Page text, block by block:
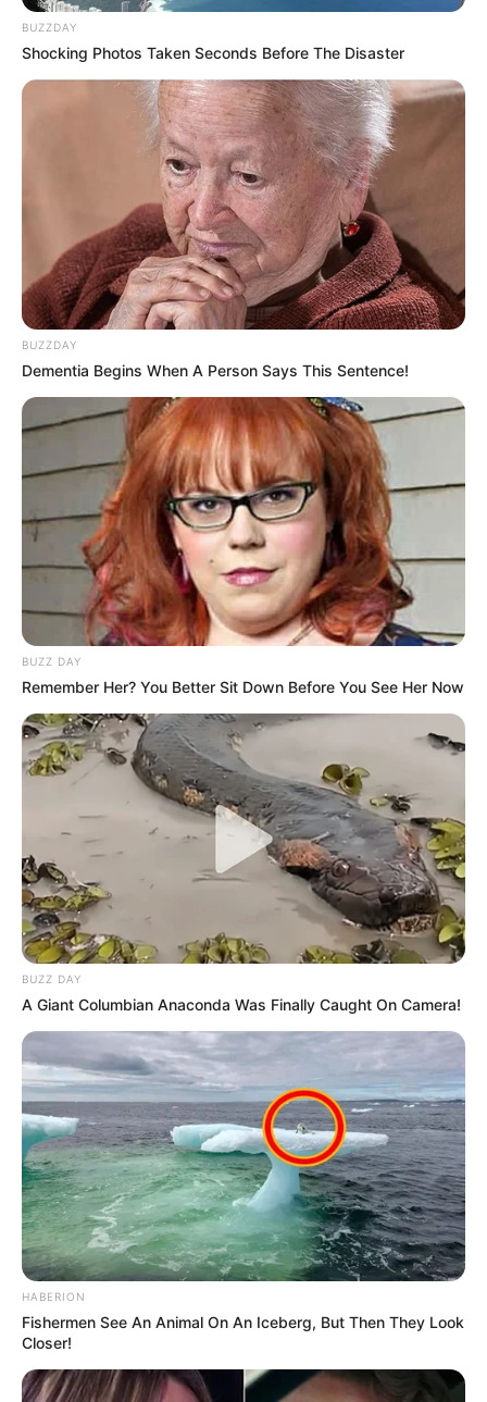
BUZZDAY
Shocking Photos Taken Seconds Before The Disaster
BUZZDAY
Dementia Begins When A Person Says This Sentence!
BUZZ DAY
Remember Her? You Better Sit Down Before You See Her Now
BUZZ DAY
A Giant Columbian Anaconda Was Finally Caught On Camera!
HABERION
Fishermen See An Animal On An Iceberg, But Then They Look
Closer!